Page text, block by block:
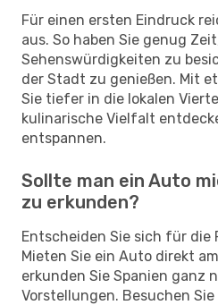
Für einen ersten Eindruck
aus. So haben Sie genug
Sehenswürdigkeiten zu
der Stadt zu genießen. Mit
Sie tiefer in die lokalen
kulinarische Vielfalt
entspannen.
Sollte man ein Auto
zu erkunden?
Entscheiden Sie sich für die
Mieten Sie ein Auto direkt
erkunden Sie Spanien ganz
Vorstellungen. Besuchen